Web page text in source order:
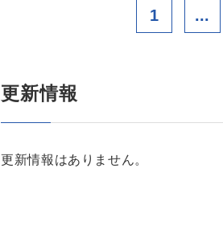
1 ...
更新情報
更新情報はありません。